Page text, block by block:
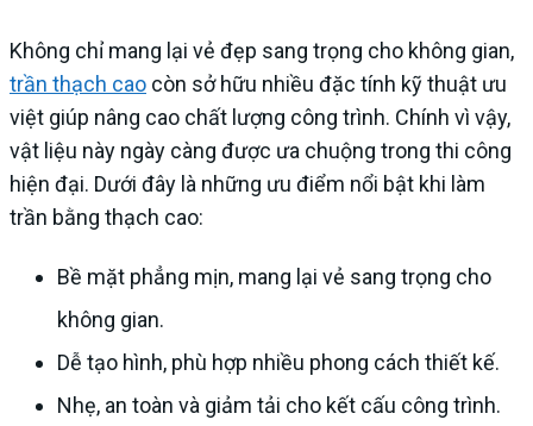
Không chỉ mang lại vẻ đẹp sang trọng cho không gian,
trần thạch cao còn sở hữu nhiều đặc tính kỹ thuật ưu
việt giúp nâng cao chất lượng công trình. Chính vì vậy,
vật liệu này ngày càng được ưa chuộng trong thi công
hiện đại. Dưới đây là những ưu điểm nổi bật khi làm
trần bằng thạch cao:
Bề mặt phẳng mịn, mang lại vẻ sang trọng cho
không gian.
Dễ tạo hình, phù hợp nhiều phong cách thiết kế.
Nhẹ, an toàn và giảm tải cho kết cấu công trình.